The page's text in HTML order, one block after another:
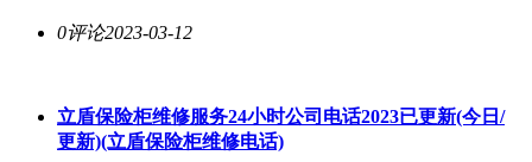
0评论2023-03-12
立盾保险柜维修服务24小时公司电话2023已更新(今日/
更新)(立盾保险柜维修电话)